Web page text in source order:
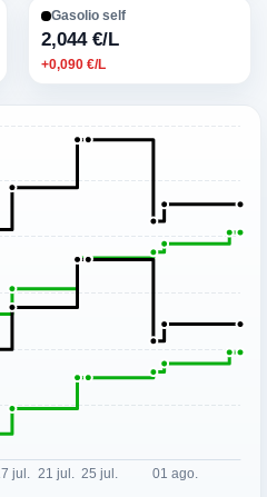
Gasolio self
2,044 €/L
+0,090 €/L